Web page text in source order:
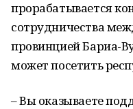
прорабатывается
сотрудничества
провинцией Бариа-
может посетить
– Вы оказываете